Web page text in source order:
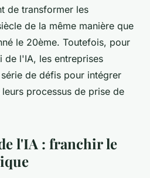
de transformer les
de la même manière que
le 20ème. Toutefois, pour
de l'IA, les entreprises
de défis pour intégrer
processus de prise de
l'IA : franchir le